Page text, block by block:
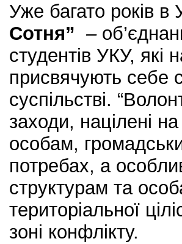
Уже багато років в
Сотня” –
студентів УКУ, які
присвячують себе
суспільстві.
заходи, націлені
особам,
потребах, а
структурам та
територіальної
зоні конфлікту.